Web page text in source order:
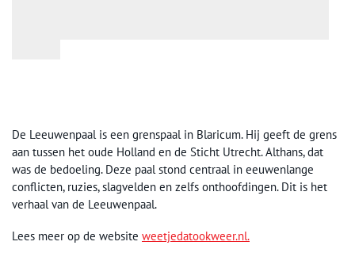
De Leeuwenpaal is een grenspaal in Blaricum. Hij geeft de grens
aan tussen het oude Holland en de Sticht Utrecht. Althans, dat
was de bedoeling. Deze paal stond centraal in eeuwenlange
conflicten, ruzies, slagvelden en zelfs onthoofdingen. Dit is het
verhaal van de Leeuwenpaal.
Lees meer op de website weetjedatookweer.nl.